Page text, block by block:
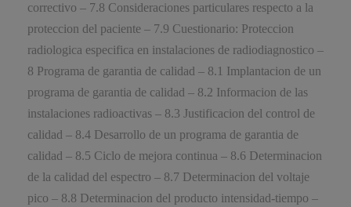
correctivo – 7.8 Consideraciones particulares respecto a la
proteccion del paciente – 7.9 Cuestionario: Proteccion
radiologica especifica en instalaciones de radiodiagnostico –
8 Programa de garantia de calidad – 8.1 Implantacion de un
programa de garantia de calidad – 8.2 Informacion de las
instalaciones radioactivas – 8.3 Justificacion del control de
calidad – 8.4 Desarrollo de un programa de garantia de
calidad – 8.5 Ciclo de mejora continua – 8.6 Determinacion
de la calidad del espectro – 8.7 Determinacion del voltaje
pico – 8.8 Determinacion del producto intensidad-tiempo –